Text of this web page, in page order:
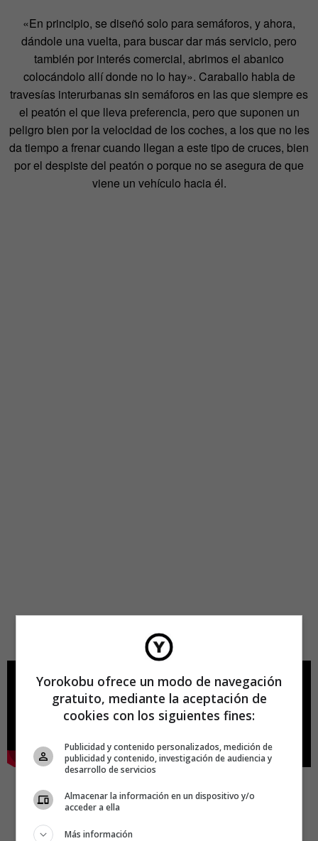
«En principio, se diseñó solo para semáforos, y ahora,
dándole una vuelta, para buscar dar más servicio, pero
también por interés comercial, abrimos el abanico
colocándolo allí donde no lo hay». Caraballo habla de
travesías interurbanas sin semáforos en las que siempre es
el peatón el que lleva preferencia, pero que suponen un
peligro bien por la velocidad de los coches, a los que no les
da tiempo a frenar cuando llegan a este tipo de cruces, bien
por el despiste del peatón o porque no se asegura de que
viene un vehículo hacia él.
Yorokobu ofrece un modo de navegación
gratuito, mediante la aceptación de
cookies con los siguientes fines:
Publicidad y contenido personalizados, medición de
publicidad y contenido, investigación de audiencia y
desarrollo de servicios
Almacenar la información en un dispositivo y/o
acceder a ella
Más información